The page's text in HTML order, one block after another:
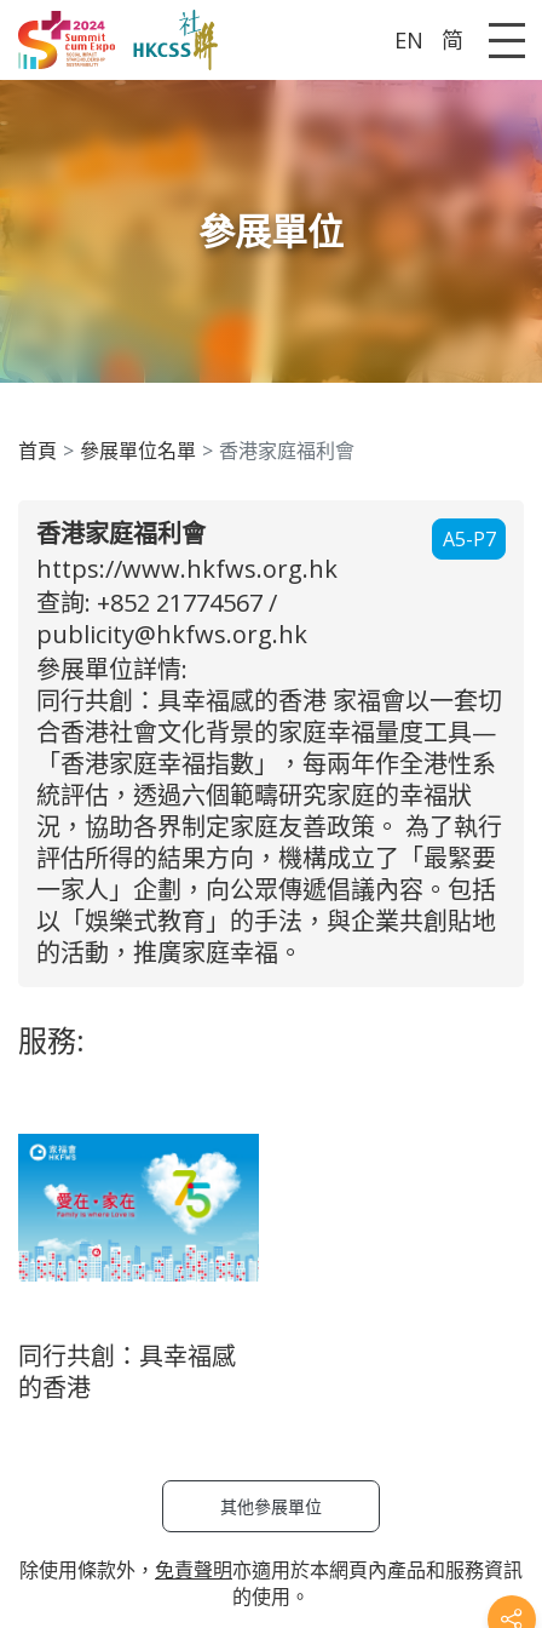
EN 简
參展單位
首頁 參展單位名單 香港家庭福利會
A5-P7
香港家庭福利會
https://www.hkfws.org.hk
查詢: +852 21774567 /
publicity@hkfws.org.hk
參展單位詳情:
同行共創：具幸福感的香港 家福會以一套切
合香港社會文化背景的家庭幸福量度工具—
「香港家庭幸福指數」，每兩年作全港性系
統評估，透過六個範疇研究家庭的幸福狀
況，協助各界制定家庭友善政策。 為了執行
評估所得的結果方向，機構成立了「最緊要
一家人」企劃，向公眾傳遞倡議內容。包括
以「娛樂式教育」的手法，與企業共創貼地
的活動，推廣家庭幸福。
服務:
同行共創：具幸福感
的香港
其他參展單位
除使用條款外， 免責聲明亦適用於本網頁內產品和服務資訊
的使用。